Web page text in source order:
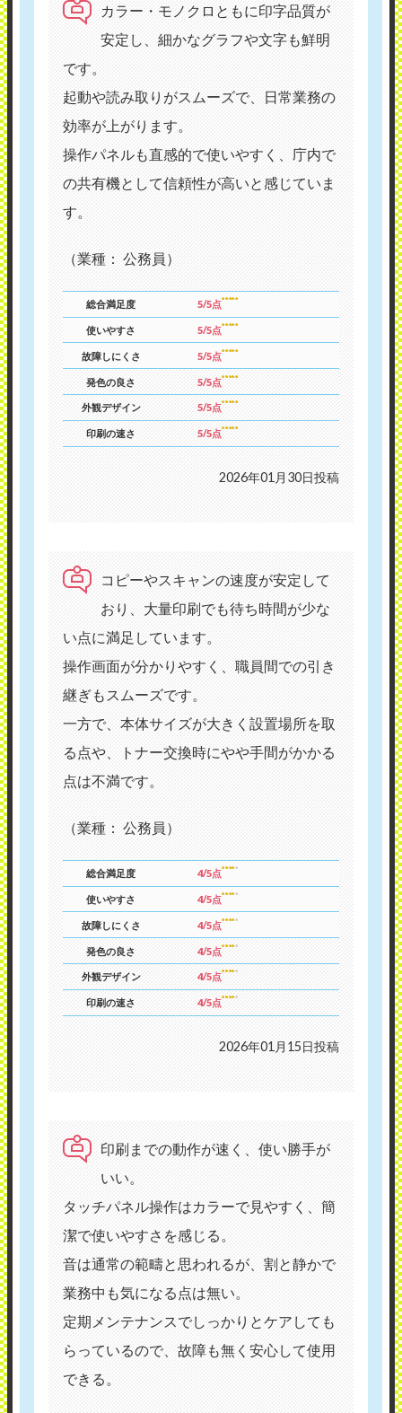
カラー・モノクロともに印字品質が
安定し、細かなグラフや文字も鮮明
です。
起動や読み取りがスムーズで、日常業務の
効率が上がります。
操作パネルも直感的で使いやすく、庁内で
の共有機として信頼性が高いと感じていま
す。
（業種： 公務員）
総合満足度 5/5点
使いやすさ 5/5点
故障しにくさ 5/5点
発色の良さ 5/5点
外観デザイン 5/5点
印刷の速さ 5/5点
2026年01月30日投稿
コピーやスキャンの速度が安定して
おり、大量印刷でも待ち時間が少な
い点に満足しています。
操作画面が分かりやすく、職員間での引き
継ぎもスムーズです。
一方で、本体サイズが大きく設置場所を取
る点や、トナー交換時にやや手間がかかる
点は不満です。
（業種： 公務員）
総合満足度 4/5点
使いやすさ 4/5点
故障しにくさ 4/5点
発色の良さ 4/5点
外観デザイン 4/5点
印刷の速さ 4/5点
2026年01月15日投稿
印刷までの動作が速く、使い勝手が
いい。
タッチパネル操作はカラーで見やすく、簡
潔で使いやすさを感じる。
音は通常の範疇と思われるが、割と静かで
業務中も気になる点は無い。
定期メンテナンスでしっかりとケアしても
らっているので、故障も無く安心して使用
できる。